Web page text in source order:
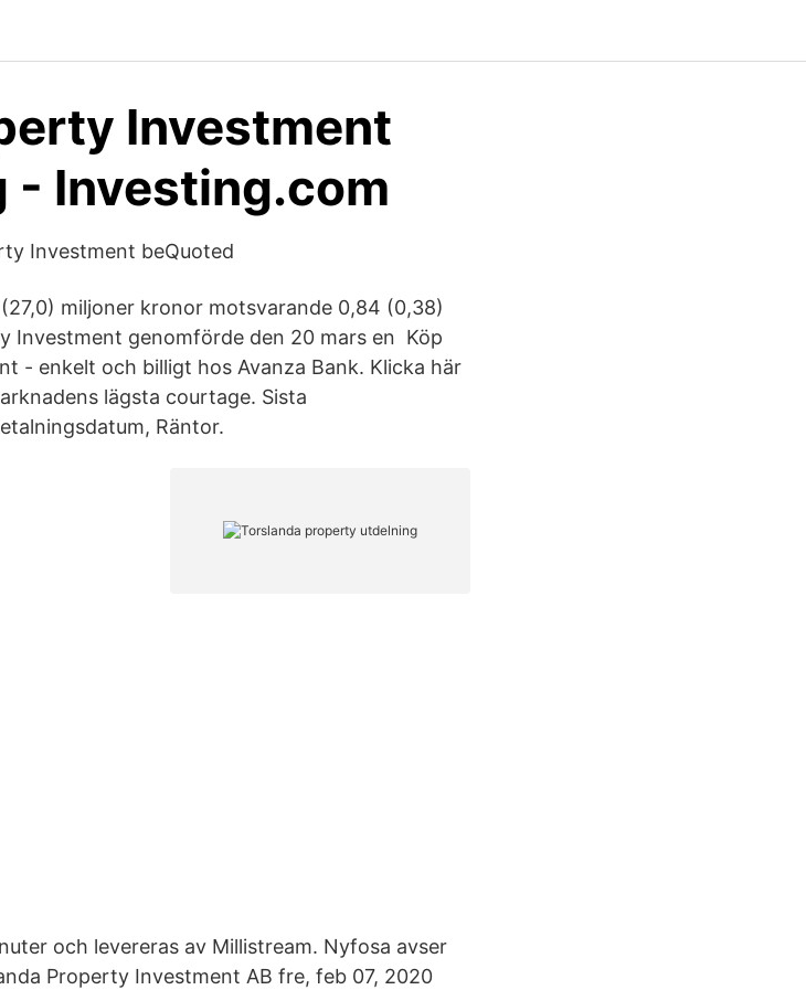
Investment
Investing.com
Investment beQuoted
miljoner kronor motsvarande 0,84 (0,38)
Investment genomförde den 20 mars en Köp
- enkelt och billigt hos Avanza Bank. Klicka här
lägsta courtage. Sista
Räntor.
och levereras av Millistream. Nyfosa avser
Property Investment AB fre, feb 07, 2020